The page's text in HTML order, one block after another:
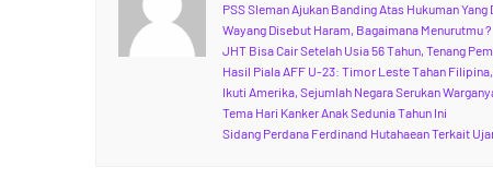
PSS Sleman Ajukan Banding Atas Hukuman
Wayang Disebut Haram, Bagaimana Menurutmu ?
JHT Bisa Cair Setelah Usia 56 Tahun, Tenang
Hasil Piala AFF U-23: Timor Leste Tahan
Ikuti Amerika, Sejumlah Negara Serukan
Tema Hari Kanker Anak Sedunia Tahun Ini
Sidang Perdana Ferdinand Hutahaean Terkait